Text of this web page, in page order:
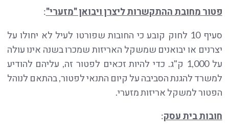
פטור מחובת ההתקשרות ליצרן ויבואן "מזערי":
סעיף 10 לחוק קובע כי החובות שפורטו לעיל לא יחולו על
יצרנים או יבואנים שמשקל האריזות שמכרו בשנה אינו עולה
על 1,000 ק"ג. כדי להיות זכאים לפטור זה, עליהם להודיע
למשרד להגנת הסביבה על קיום התנאי לפטור, בהתאם לנוהל
הפטור למשקל אריזות מזערי.
חובות בית עסק: